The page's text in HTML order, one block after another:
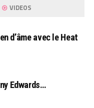
VIDEOS
d’âme avec le Heat
Edwards…